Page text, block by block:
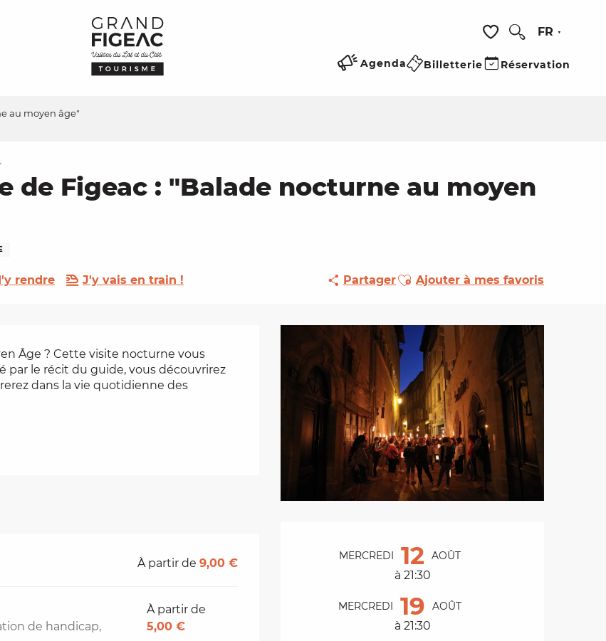
Voir les favoris
FR
Agenda Billetterie Réservation
au moyen âge"
de Figeac : "Balade nocturne au moyen
rendre J'y vais en train ! PartagerAjouter aux favoris
Ajouter à mes favoris
Ouverture et
MERCREDI 12 AOÛT
à 21:30
MERCREDI 19 AOÛT
à 21:30
Âge ? Cette visite nocturne vous
par le récit du guide, vous découvrirez
dans la vie quotidienne des
À partir de9,00 €
de handicap,
À partir de
5,00 €